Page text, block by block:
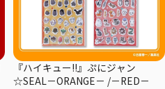
『ハイキュー!!』ぷにジャン
☆SEAL－ORANGE－ /－RED－